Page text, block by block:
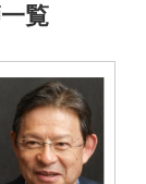
覧